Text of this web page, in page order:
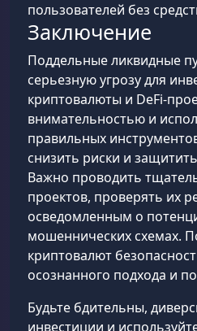
пользователей без
Заключение
Поддельные ликвидные
серьезную угрозу для
криптовалюты и DeFi-
внимательностью и
правильных
снизить риски и
Важно проводить
проектов, проверять их
осведомленным о
мошеннических схемах.
криптовалют
осознанного подхода и
Будьте бдительны,
инвестиции и